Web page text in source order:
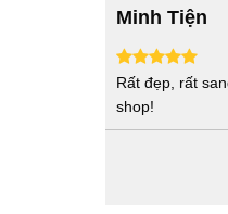
Minh Tiện
Rất đẹp, rất
shop!